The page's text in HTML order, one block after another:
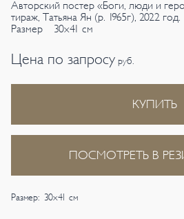
Авторский постер «Боги, люди и
тираж, Татьяна Ян (р. 1965г), 2022 год.
Размер 30х41 см
Цена по запросу руб.
КУПИТЬ
ПОСМОТРЕТЬ В
Размер: 30х41 см